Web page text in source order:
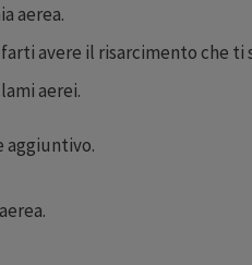
aerea.
avere il risarcimento che
aerei.
aggiuntivo.